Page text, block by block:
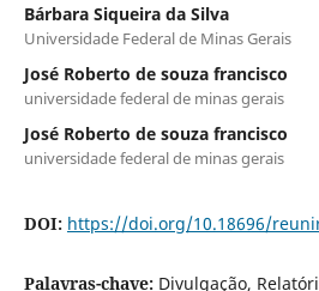
Bárbara Siqueira da Silva
Universidade Federal de Minas Gerais
José Roberto de souza francisco
universidade federal de minas gerais
José Roberto de souza francisco
universidade federal de minas gerais
DOI: https://doi.org/10.18696/
Palavras-chave: Divulgação,